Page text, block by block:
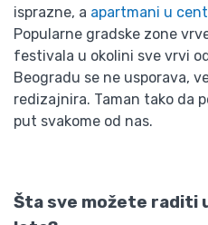
isprazne, a apartmani u
Popularne gradske zone
festivala u okolini sve vrvi
Beogradu se ne usporava,
redizajnira. Taman tako da
put svakome od nas.
Šta sve možete raditi